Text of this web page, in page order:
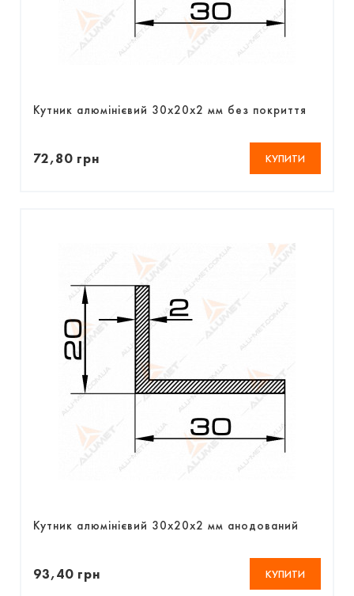
Кутник алюмінієвий 30х20х2 мм без покриття
72,80 грн КУПИТИ
Кутник алюмінієвий 30х20х2 мм анодований
93,40 грн КУПИТИ